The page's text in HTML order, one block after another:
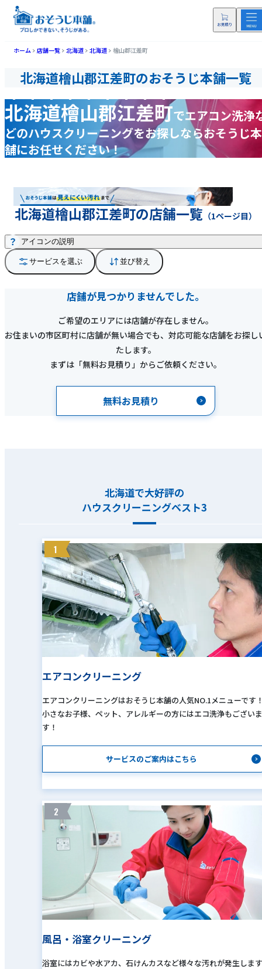
ホーム 店舗一覧 北海道 北海道 檜山郡江差町
北海道檜山郡江差町のおそうじ本舗一覧
北海道檜山郡江差町でエアコン洗浄
どのハウスクリーニングをお探しならおそうじ本
舗にお任せください！
北海道檜山郡江差町の店舗一覧 （1ページ目）
サービスを選ぶ 並び替え
アイコンの説明
店舗が見つかりませんでした。
ご希望のエリアには店舗が存在しません。
お住まいの市区町村に店舗が無い場合でも、対応可能な店舗をお探し
たします。
まずは「無料お見積り」からご依頼ください。
無料お見積り
北海道で大好評の
ハウスクリーニングベスト3
1
エアコンクリーニング
エアコンクリーニングはおそうじ本舗の人気NO.1メニューです
小さなお子様、ペット、アレルギーの方にはエコ洗浄もございま
す！
サービスのご案内はこちら
2
風呂・浴室クリーニング
浴室にはカビや水アカ、石けんカスなど様々な汚れが発生しま